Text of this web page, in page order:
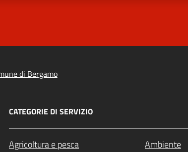
di Bergamo
CATEGORIE DI SERVIZIO
Agricoltura e pesca
Ambiente